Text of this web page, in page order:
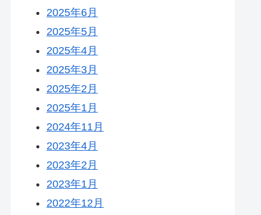
2025年6月
2025年5月
2025年4月
2025年3月
2025年2月
2025年1月
2024年11月
2023年4月
2023年2月
2023年1月
2022年12月